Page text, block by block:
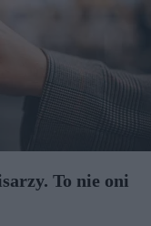
To nie oni